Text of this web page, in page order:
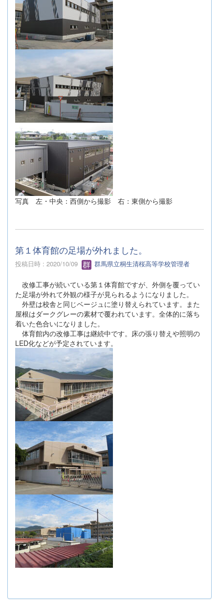
写真 左・中央：西側から撮影 右：東側から撮影
第１体育館の足場が外れました。
投稿日時 : 2020/10/09 群馬県立桐生清桜高等学校管理者
改修工事が続いている第１体育館ですが、外側を覆ってい
た足場が外れて外観の様子が見られるようになりました。
外壁は校舎と同じベージュに塗り替えられています。また
屋根はダークグレーの素材で覆われています。全体的に落ち
着いた色合いになりました。
体育館内の改修工事は継続中です。床の張り替えや照明の
LED化などが予定されています。